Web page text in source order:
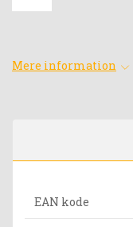
Mere information
EAN kode